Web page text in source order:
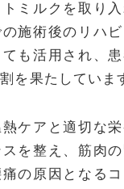
ミルクを取り
施術後のリハ
も活用され、
を果たしていま
ケアと適切な
を整え、筋肉
の原因となる